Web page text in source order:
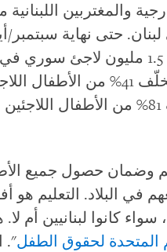
والمغتربين
حتى نهاية سبتمبر/أيلول
المفوضية أن 815 ألف فقط من أصل 1.5
المفوضية أنه في 2024، تخلّف 41%
الالتحاق بالمدارس الابتدائية، وتخلّف 81% من
وضمان حصول جميع
في البلاد. التعليم
كانوا لبنانيين أم
المتحدة لحقوق الطفل".